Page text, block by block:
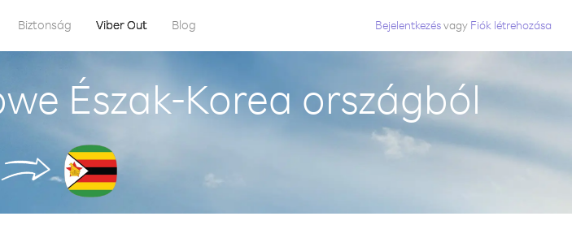
Biztonság Viber Out Blog Bejelentkezésvagy Fiók létrehozása
Észak-Korea országból